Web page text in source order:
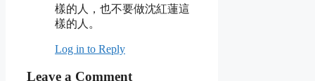
樣的人，也不要做沈紅蓮這
樣的人。
Log in to Reply
Leave a Comment